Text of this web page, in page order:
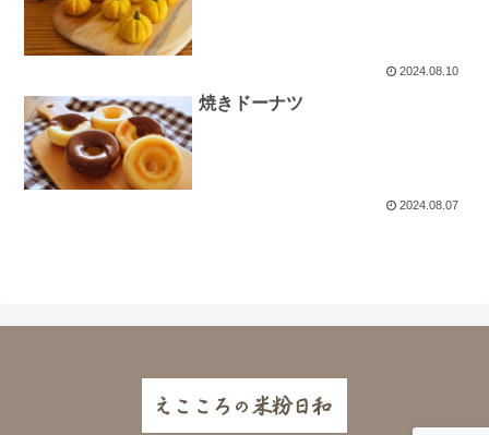
2024.08.10
焼きドーナツ
2024.08.07